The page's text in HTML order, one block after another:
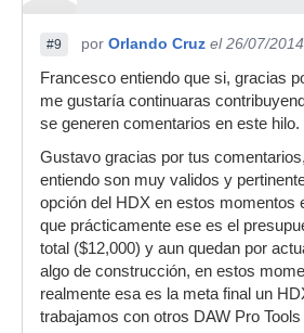
#9 por Orlando Cruz el 26/07/2014
Francesco entiendo que si, gracias
me gustaría continuaras
se generen comentarios en este hilo.
Gustavo gracias por tus
entiendo son muy validos y
opción del HDX en estos momentos
que prácticamente ese es el
total ($12,000) y aun quedan por
algo de construcción, en estos
realmente esa es la meta final un
trabajamos con otros DAW Pro